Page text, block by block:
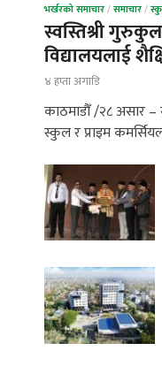
भर्खरको समाचार/समाचार/
स्वस्तिश्री गुरुकुल
विद्यालयलाई
४ हप्ता अगाडि
काठमाडौँ /२८ असार
स्कुल र प्राइम